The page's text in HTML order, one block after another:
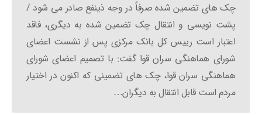
چک های تضمین شده صرفاً در وجه ذینفع صادر می شود /
پشت نویسی و انتقال چک تضمین شده به دیگری، فاقد
اعتبار است رییس کل بانک مرکزی پس از نشست اعضای
شورای هماهنگی سران قوا گفت: با تصمیم اعضای شورای
هماهنگی سران قوا، چک های تضمینی که اکنون در اختیار
مردم است قابل انتقال به دیگران…